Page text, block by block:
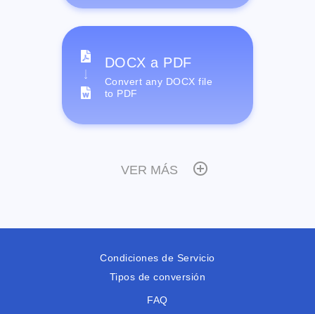
DOCX a PDF
Convert any DOCX file
to PDF
VER MÁS
Condiciones de Servicio
Tipos de conversión
FAQ